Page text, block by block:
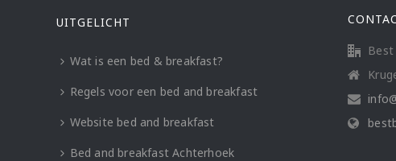
UITGELICHT
Wat is een bed & breakfast?
Regels voor een bed and breakfast
Website bed and breakfast
Bed and breakfast Achterhoek